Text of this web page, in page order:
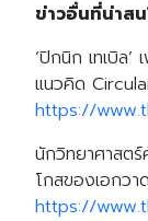
ข่าวอื่นที่น่าสน
‘ปิกนิก เทเบิล
แนวคิด
https://
นักวิทยาศาสต
โกสของเอกวา
https://